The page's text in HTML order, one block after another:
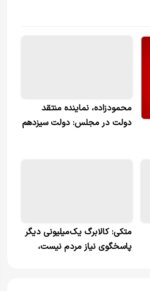
محمودزاده، نماینده منتقد
دولت در مجلس: دولت سیزدهم
مخالف دولت باشد صفر درصد
است. / ایجاد یک
متکی: کالابرگ یک‌میلیونی دیگر
پاسخگوی نیاز مردم نیست،